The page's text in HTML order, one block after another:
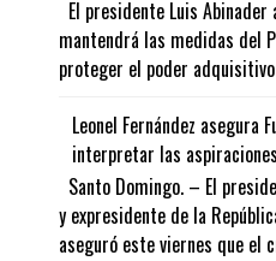
El presidente Luis
mantendrá las medidas del
proteger el poder
Leonel Fernández asegura
interpretar las
Santo Domingo. – El
y expresidente de la
aseguró este viernes que el